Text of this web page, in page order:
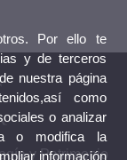
y Patrimonio
Por ello te
y de terceros
nuestra página
como
o analizar
o modifica la
información